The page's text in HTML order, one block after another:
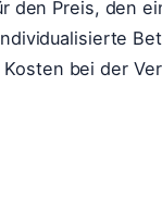
den Preis, den
bei der